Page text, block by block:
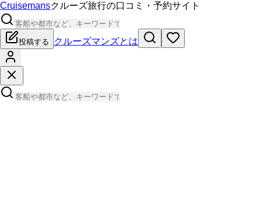
Cruisemansクルーズ旅行の口コミ・予約サイト
投稿する クルーズマンズとは